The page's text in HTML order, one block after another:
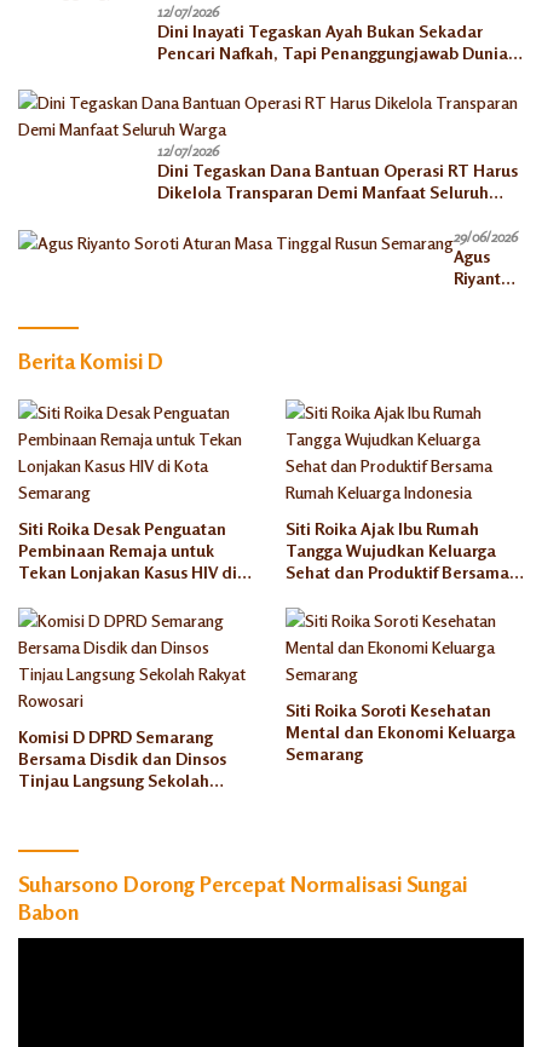
12/07/2026
Dini Inayati Tegaskan Ayah Bukan Sekadar
Pencari Nafkah, Tapi Penanggungjawab Dunia
12/07/2026
Dini Tegaskan Dana Bantuan Operasi RT Harus
Dikelola Transparan Demi Manfaat Seluruh
29/06/2026
Agus
Riyanto
Semaran
Berita Komisi D
Siti Roika Desak Penguatan
Pembinaan Remaja untuk
Tekan Lonjakan Kasus HIV di
Siti Roika Ajak Ibu Rumah
Tangga Wujudkan Keluarga
Sehat dan Produktif Bersama
Komisi D DPRD Semarang
Bersama Disdik dan Dinsos
Tinjau Langsung Sekolah
Siti Roika Soroti Kesehatan
Mental dan Ekonomi Keluarga
Semarang
Suharsono Dorong Percepat Normalisasi Sungai
Babon